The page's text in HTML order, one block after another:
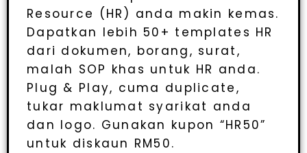
Resource (HR) anda makin kemas.
Dapatkan lebih 50+ templates HR
dari dokumen, borang, surat,
malah SOP khas untuk HR anda.
Plug & Play, cuma duplicate,
tukar maklumat syarikat anda
dan logo. Gunakan kupon “HR50”
untuk diskaun RM50.